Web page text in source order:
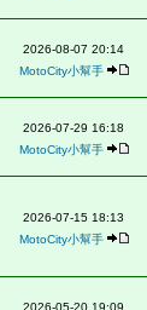
2026-08-07 20:14
MotoCity小幫手
2026-07-29 16:18
MotoCity小幫手
2026-07-15 18:13
MotoCity小幫手
2026-05-20 19:09